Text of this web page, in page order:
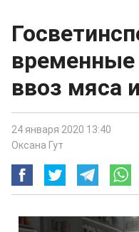
временные
ввоз мяса
24 января 2020 13:40
Оксана Гут